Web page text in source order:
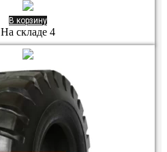
В корзину
На складе 4